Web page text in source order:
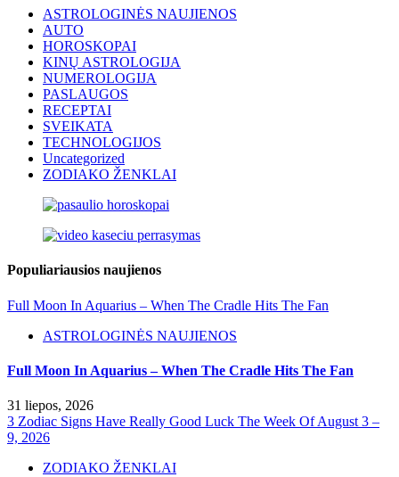
ASTROLOGINĖS NAUJIENOS
AUTO
HOROSKOPAI
KINŲ ASTROLOGIJA
NUMEROLOGIJA
PASLAUGOS
RECEPTAI
SVEIKATA
TECHNOLOGIJOS
Uncategorized
ZODIAKO ŽENKLAI
Populiariausios naujienos
Full Moon In Aquarius – When The Cradle Hits The Fan
ASTROLOGINĖS NAUJIENOS
Full Moon In Aquarius – When The Cradle Hits The Fan
31 liepos, 2026
3 Zodiac Signs Have Really Good Luck The Week Of August 3 –
9, 2026
ZODIAKO ŽENKLAI